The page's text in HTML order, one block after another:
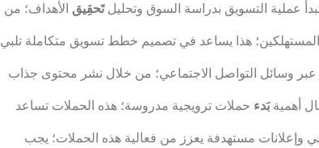
عملية التسويق بدراسة السوق وتحليلتَحقِيق الأهداف؛ من
المستهلكين؛ هذا يساعد في تصميم خطط تسويق متكاملة تلبي
عبر وسائل التواصل الاجتماعي؛ من خلال نشر محتوى جذاب
أهميةبَدء حملات ترويجية مدروسة؛ هذه الحملات تساعد
وإعلانات مستهدفة يعزز من فعالية هذه الحملات؛ يجب